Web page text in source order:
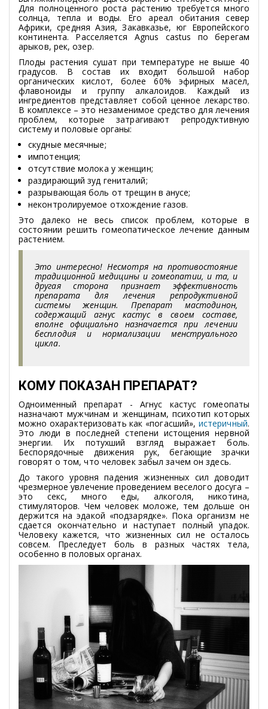
Для полноценного роста растению требуется много
солнца, тепла и воды. Его ареал обитания север
Африки, средняя Азия, Закавказье, юг Европейского
континента. Расселяется Agnus castus по берегам
арыков, рек, озер.
Плоды растения сушат при температуре не выше 40
градусов. В состав их входит большой набор
органических кислот, более 60% эфирных масел,
флавоноиды и группу алкалоидов. Каждый из
ингредиентов представляет собой ценное лекарство.
В комплексе – это незаменимое средство для лечения
проблем, которые затрагивают репродуктивную
систему и половые органы:
скудные месячные;
импотенция;
отсутствие молока у женщин;
раздирающий зуд гениталий;
разрывающая боль от трещин в анусе;
неконтролируемое отхождение газов.
Это далеко не весь список проблем, которые в
состоянии решить гомеопатическое лечение данным
растением.
Это интересно! Несмотря на противостояние
традиционной медицины и гомеопатии, и та, и
другая сторона признает эффективность
препарата для лечения репродуктивной
системы женщин. Препарат мастодинон,
содержащий агнус кастус в своем составе,
вполне официально назначается при лечении
бесплодия и нормализации менструального
цикла.
КОМУ ПОКАЗАН ПРЕПАРАТ?
Одноименный препарат - Агнус кастус гомеопаты
назначают мужчинам и женщинам, психотип которых
можно охарактеризовать как «погасший», истеричный.
Это люди в последней степени истощения нервной
энергии. Их потухший взгляд выражает боль.
Беспорядочные движения рук, бегающие зрачки
говорят о том, что человек забыл зачем он здесь.
До такого уровня падения жизненных сил доводит
чрезмерное увлечение проведением веселого досуга –
это секс, много еды, алкоголя, никотина,
стимуляторов. Чем человек моложе, тем дольше он
держится на эдакой «подзарядке». Пока организм не
сдается окончательно и наступает полный упадок.
Человеку кажется, что жизненных сил не осталось
совсем. Преследует боль в разных частях тела,
особенно в половых органах.